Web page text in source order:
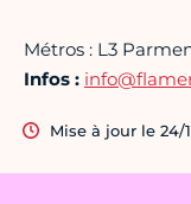
Métros : L3
Infos :
Mise à jour le 24/